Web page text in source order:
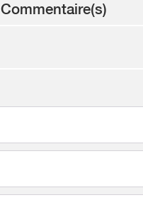
Commentaire(s)